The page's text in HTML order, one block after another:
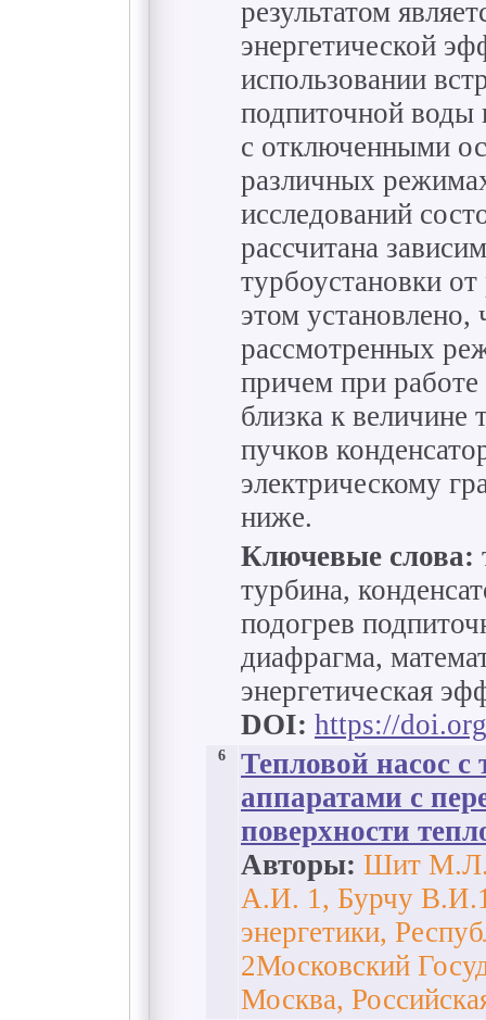
результатом
энергетической
использовании
подпиточной воды
с отключенными
различных
исследований
рассчитана
турбоустановки
этом установлено,
рассмотренных
причем при
близка к величине
пучков
электрическому
ниже.
Ключевые слова:
турбина,
подогрев
диафрагма,
энергетическая
DOI: https://
6
Тепловой насос
аппаратами с
поверхности
Авторы: Шит
А.И. 1, Бурчу
энергетики,
2Московский
Москва,